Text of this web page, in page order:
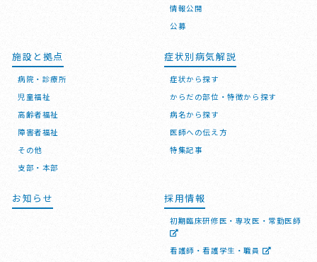
情報公開
公募
施設と拠点
病院・診療所
児童福祉
高齢者福祉
障害者福祉
その他
支部・本部
症状別病気解説
症状から探す
からだの部位・特徴から探す
病名から探す
医師への伝え方
特集記事
お知らせ 採用情報
初期臨床研修医・専攻医・常勤医師
看護師・看護学生・職員